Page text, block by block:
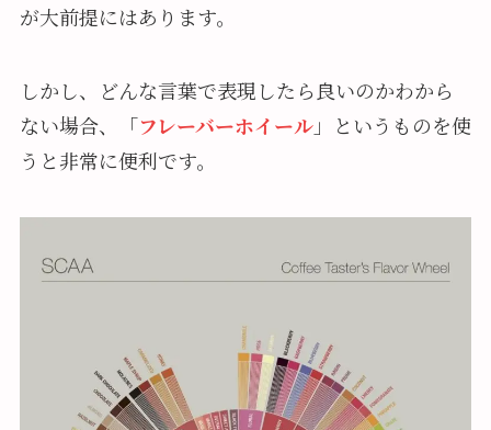
が大前提にはあります。
しかし、どんな言葉で表現したら良いのかわから
ない場合、「フレーバーホイール」というものを使
うと非常に便利です。